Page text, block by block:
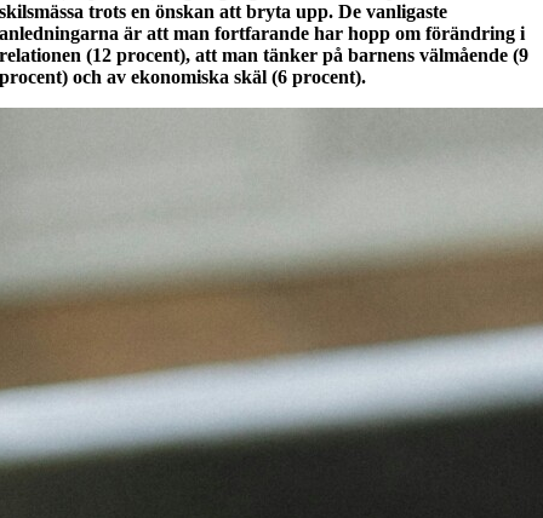
skilsmässa trots en önskan att bryta upp. De vanligaste
anledningarna är att man fortfarande har hopp om förändring i
relationen (12 procent), att man tänker på barnens välmående (9
procent) och av ekonomiska skäl (6 procent).